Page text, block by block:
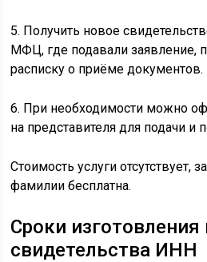
5. Получить новое
МФЦ, где подавали заявление,
расписку о приёме документов.
6. При необходимости можно
на представителя для подачи и
Стоимость услуги
фамилии бесплатна.
Сроки изготовления
свидетельства ИНН